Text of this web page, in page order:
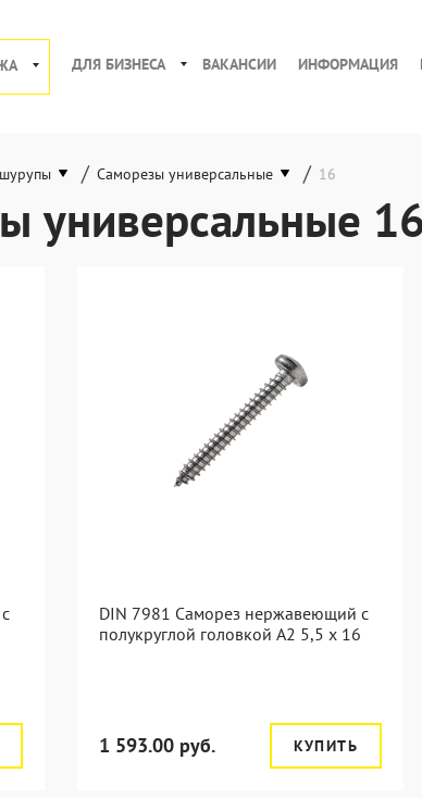
ДЛЯ БИЗНЕСА ВАКАНСИИ ИНФОРМАЦИЯ
/ Саморезы универсальные / 16
универсальные
DIN 7981 Саморез нержавеющий с
полукруглой головкой А2 5,5 x 16
1 593.00 руб. КУПИТЬ